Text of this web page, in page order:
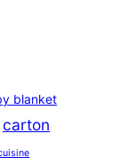
blanket
carton